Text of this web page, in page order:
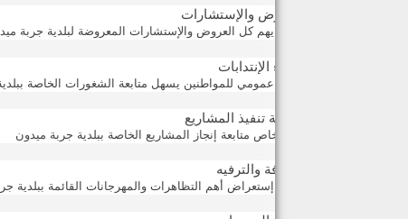
العروض والإستشارات
فضاء يهم كل العروض والإستشارات المعروضة لبلدية جربة
فضاء الإنتدابات
فضاء عمومي للمواطنين يسهل متابعة الشغورات الخاصة
متابعة تنفيذ المشاريع
ركن خاص متابعة إنجاز المشاريع الخاصة ببلدية جربة ميدون
الثقافة والترفيه
فضاء إستعراض أهم التظاهرات والمهرجانات القائمة ببلدية